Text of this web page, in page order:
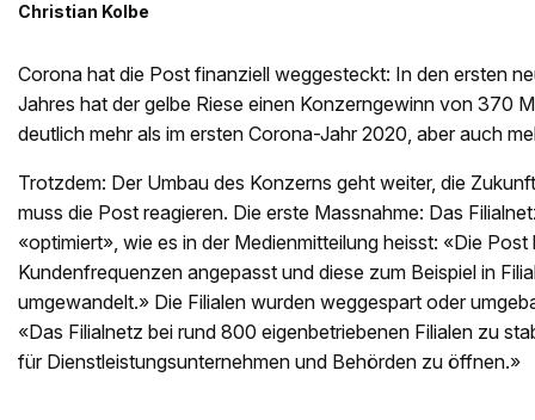
Christian Kolbe
Corona hat die Post finanziell weggesteckt: In den ersten
Jahres hat der gelbe Riese einen Konzerngewinn von 370
deutlich mehr als im ersten Corona-Jahr 2020, aber auch
Trotzdem: Der Umbau des Konzerns geht weiter, die
muss die Post reagieren. Die erste Massnahme: Das
«optimiert», wie es in der Medienmitteilung heisst: «Die
Kundenfrequenzen angepasst und diese zum Beispiel in
umgewandelt.» Die Filialen wurden weggespart oder
«Das Filialnetz bei rund 800 eigenbetriebenen Filialen zu
für Dienstleistungsunternehmen und Behörden zu öffnen.»